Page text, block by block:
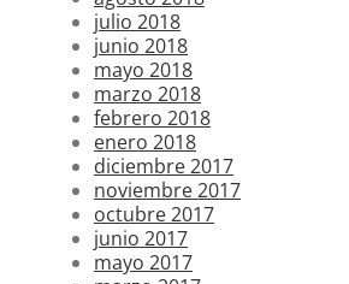
julio 2018
junio 2018
mayo 2018
marzo 2018
febrero 2018
enero 2018
diciembre 2017
noviembre 2017
octubre 2017
junio 2017
mayo 2017